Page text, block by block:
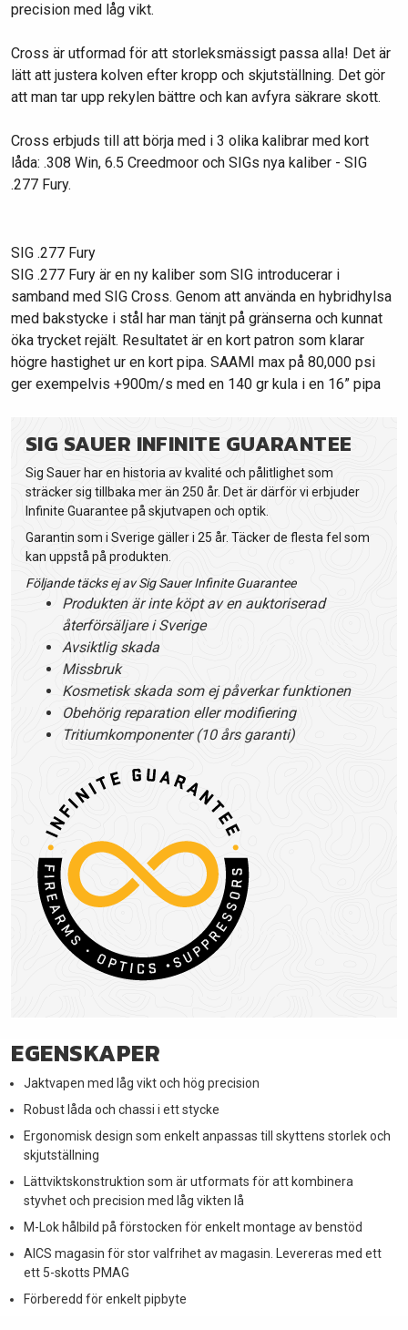
precision med låg vikt.
Cross är utformad för att storleksmässigt passa alla! Det är
lätt att justera kolven efter kropp och skjutställning. Det gör
att man tar upp rekylen bättre och kan avfyra säkrare skott.
Cross erbjuds till att börja med i 3 olika kalibrar med kort
låda: .308 Win, 6.5 Creedmoor och SIGs nya kaliber - SIG
.277 Fury.
SIG .277 Fury
SIG .277 Fury är en ny kaliber som SIG introducerar i
samband med SIG Cross. Genom att använda en hybridhylsa
med bakstycke i stål har man tänjt på gränserna och kunnat
öka trycket rejält. Resultatet är en kort patron som klarar
högre hastighet ur en kort pipa. SAAMI max på 80,000 psi
ger exempelvis +900m/s med en 140 gr kula i en 16” pipa
SIG SAUER INFINITE GUARANTEE
Sig Sauer har en historia av kvalité och pålitlighet som
sträcker sig tillbaka mer än 250 år. Det är därför vi erbjuder
Infinite Guarantee på skjutvapen och optik.
Garantin som i Sverige gäller i 25 år. Täcker de flesta fel som
kan uppstå på produkten.
Följande täcks ej av Sig Sauer Infinite Guarantee
Produkten är inte köpt av en auktoriserad
återförsäljare i Sverige
Avsiktlig skada
Missbruk
Kosmetisk skada som ej påverkar funktionen
Obehörig reparation eller modifiering
Tritiumkomponenter (10 års garanti)
EGENSKAPER
Jaktvapen med låg vikt och hög precision
Robust låda och chassi i ett stycke
Ergonomisk design som enkelt anpassas till skyttens storlek och
skjutställning
Lättviktskonstruktion som är utformats för att kombinera
styvhet och precision med låg vikten lå
M-Lok hålbild på förstocken för enkelt montage av benstöd
AICS magasin för stor valfrihet av magasin. Levereras med ett
ett 5-skotts PMAG
Förberedd för enkelt pipbyte